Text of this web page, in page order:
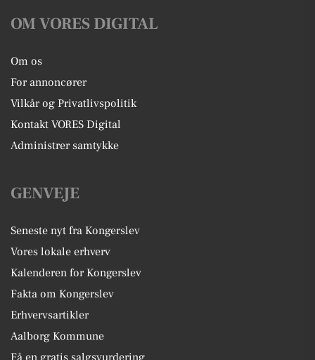
OM VORES DIGITAL
Om os
For annoncører
Vilkår og Privatlivspolitik
Kontakt VORES Digital
Administrer samtykke
GENVEJE
Seneste nyt fra Kongerslev
Vores lokale erhverv
Kalenderen for Kongerslev
Fakta om Kongerslev
Erhvervsartikler
Aalborg Kommune
Få en gratis salgsvurdering